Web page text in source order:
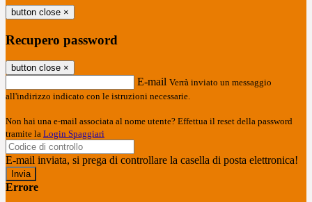
button close ×
Recupero password
button close ×
E-mail Verrà inviato un messaggio
all'indirizzo indicato con le istruzioni necessarie.
Non hai una e-mail associata al nome utente? Effettua il reset della password
tramite la Login Spaggiari
E-mail inviata, si prega di controllare la casella di posta elettronica!
Errore